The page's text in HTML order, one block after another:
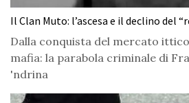
Il Clan Muto: l’ascesa e il declino del
Dalla conquista del mercato
mafia: la parabola criminale di
'ndrina